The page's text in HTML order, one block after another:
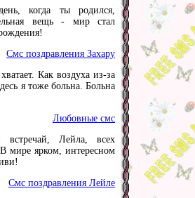
когда ты родился,
вещь - мир стал
Смс поздравления Захару
Как воздуха из-за
я тоже больна. Больна
Любовные смс
встречай, Лейла, всех
мире ярком, интересном
Смс поздравления Лейле